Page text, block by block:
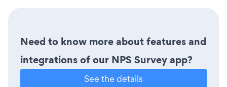
Need to know more about features and
integrations of our NPS Survey app?
See the details